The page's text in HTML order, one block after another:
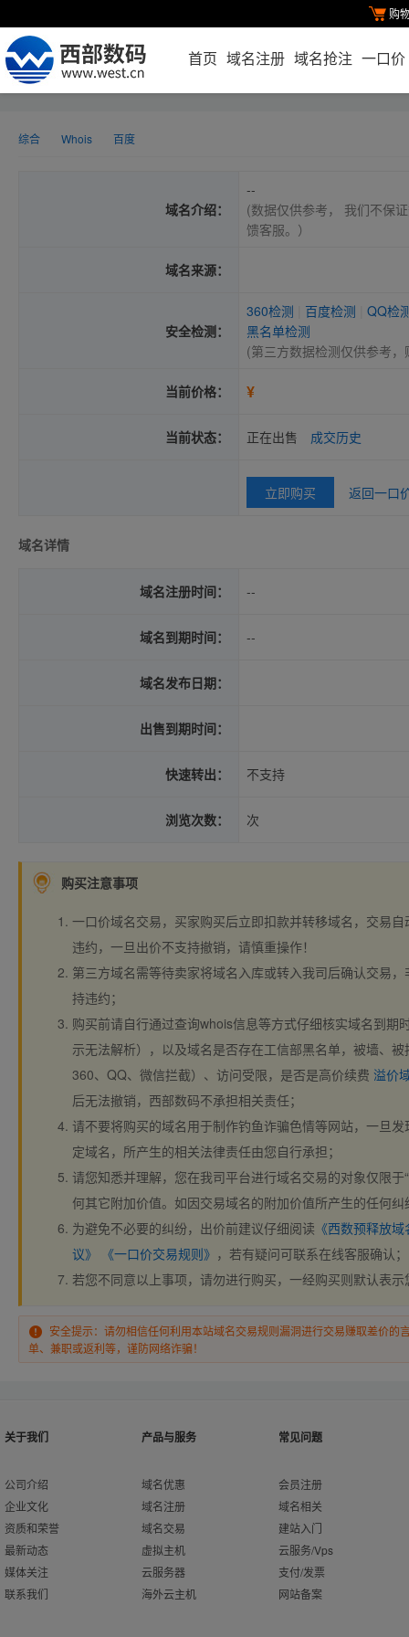
购
首页 域名注册 域名抢注 一口价
综合 Whois 百度
域名介绍：
--
(数据仅供参考， 我们不保
馈客服。）
域名来源：
安全检测：
360检测 百度检测
QQ检
黑名单检测
(第三方数据检测仅供参考
当前价格： ¥
当前状态： 正在出售 成交历史
立即购买 返回一口
域名详情
域名注册时间： --
域名到期时间： --
域名发布日期：
出售到期时间：
快速转出： 不支持
浏览次数： 次
购买注意事项
一口价域名交易，买家购买后立即扣款并转移域名，交易
违约，一旦出价不支持撤销，请慎重操作！
第三方域名需等待卖家将域名入库或转入我司后确认交易
持违约；
购买前请自行通过查询whois信息等方式仔细核实域名到期
示无法解析），以及域名是否存在工信部黑名单，被墙、
360、QQ、微信拦截）、访问受限，是否是高价续费 溢价
后无法撤销，西部数码不承担相关责任；
请不要将购买的域名用于制作钓鱼诈骗色情等网站，一旦
定域名，所产生的相关法律责任由您自行承担；
请您知悉并理解，您在我司平台进行域名交易的对象仅限于
何其它附加价值。如因交易域名的附加价值所产生的任何
为避免不必要的纠纷，出价前建议仔细阅读 《西数预释放
议》
《一口价交易规则》 ，若有疑问可联系在线客服确认；
若您不同意以上事项，请勿进行购买，一经购买则默认表
安全提示：请勿相信任何利用本站域名交易规则漏洞进行交易赚取差价的
单、兼职或返利等，谨防网络诈骗！
关于我们
公司介绍
企业文化
资质和荣誉
最新动态
媒体关注
联系我们
产品与服务
域名优惠
域名注册
域名交易
虚拟主机
云服务器
海外云主机
常见问题
会员注册
域名相关
建站入门
云服务/Vps
支付/发票
网站备案